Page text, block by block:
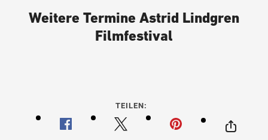
Weitere Termine Astrid Lindgren
Filmfestival
TEILEN: